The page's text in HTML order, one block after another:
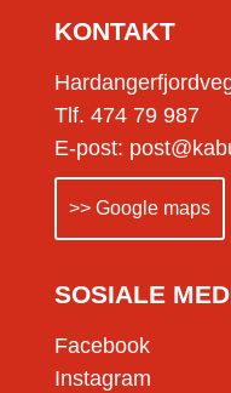
KONTAKT
Tlf. 474 79 987
E-post:
>> Google maps
SOSIALE
Facebook
Instagram